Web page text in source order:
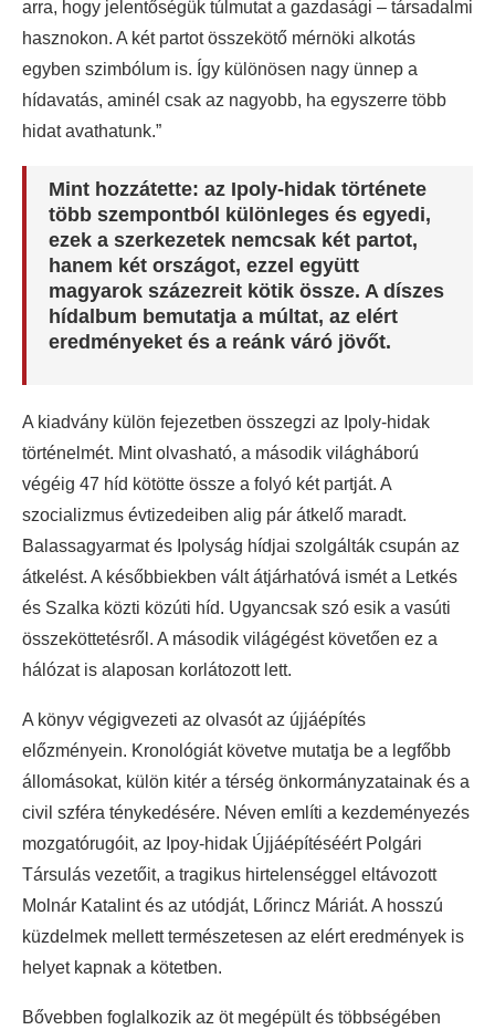
arra, hogy jelentőségük túlmutat a gazdasági – társadalmi
hasznokon. A két partot összekötő mérnöki alkotás
egyben szimbólum is. Így különösen nagy ünnep a
hídavatás, aminél csak az nagyobb, ha egyszerre több
hidat avathatunk.”
Mint hozzátette: az Ipoly-hidak története
több szempontból különleges és egyedi,
ezek a szerkezetek nemcsak két partot,
hanem két országot, ezzel együtt
magyarok százezreit kötik össze. A díszes
hídalbum bemutatja a múltat, az elért
eredményeket és a reánk váró jövőt.
A kiadvány külön fejezetben összegzi az Ipoly-hidak
történelmét. Mint olvasható, a második világháború
végéig 47 híd kötötte össze a folyó két partját. A
szocializmus évtizedeiben alig pár átkelő maradt.
Balassagyarmat és Ipolyság hídjai szolgálták csupán az
átkelést. A későbbiekben vált átjárhatóvá ismét a Letkés
és Szalka közti közúti híd. Ugyancsak szó esik a vasúti
összeköttetésről. A második világégést követően ez a
hálózat is alaposan korlátozott lett.
A könyv végigvezeti az olvasót az újjáépítés
előzményein. Kronológiát követve mutatja be a legfőbb
állomásokat, külön kitér a térség önkormányzatainak és a
civil szféra ténykedésére. Néven említi a kezdeményezés
mozgatórugóit, az Ipoy-hidak Újjáépítéséért Polgári
Társulás vezetőit, a tragikus hirtelenséggel eltávozott
Molnár Katalint és az utódját, Lőrincz Máriát. A hosszú
küzdelmek mellett természetesen az elért eredmények is
helyet kapnak a kötetben.
Bővebben foglalkozik az öt megépült és többségében